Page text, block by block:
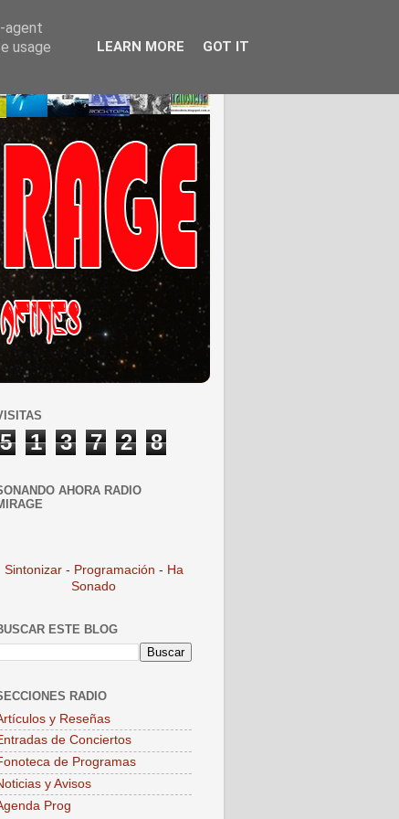
5 1 3 7 2 8
AHORA RADIO
Sintonizar - Programación - Ha
Sonado
ESTE BLOG
RADIO
y Reseñas
de Conciertos
de Programas
y Avisos
Prog
agent
usage
LEARN MORE GOT IT